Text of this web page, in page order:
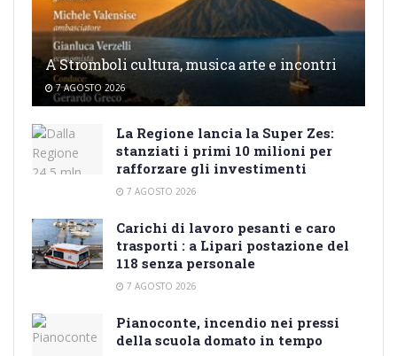
A Stromboli cultura, musica arte e incontri
7 AGOSTO 2026
La Regione lancia la Super Zes:
stanziati i primi 10 milioni per
rafforzare gli investimenti
7 AGOSTO 2026
Carichi di lavoro pesanti e caro
trasporti : a Lipari postazione del
118 senza personale
7 AGOSTO 2026
Pianoconte, incendio nei pressi
della scuola domato in tempo